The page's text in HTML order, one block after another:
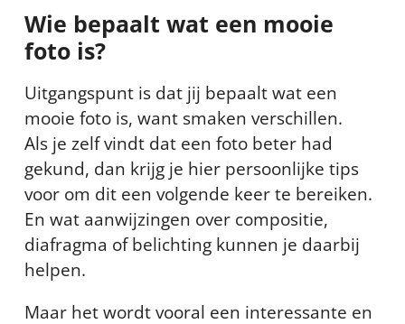
Wie bepaalt wat een mooie
foto is?
Uitgangspunt is dat jij bepaalt wat een
mooie foto is, want smaken verschillen.
Als je zelf vindt dat een foto beter had
gekund, dan krijg je hier persoonlijke tips
voor om dit een volgende keer te bereiken.
En wat aanwijzingen over compositie,
diafragma of belichting kunnen je daarbij
helpen.
Maar het wordt vooral een interessante en